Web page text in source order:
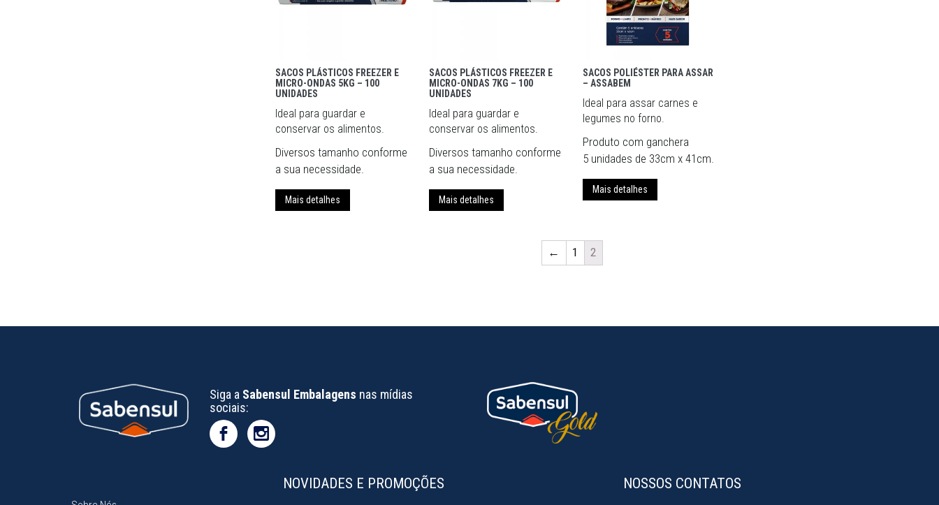
SACOS PLÁSTICOS FREEZER E
MICRO-ONDAS 5KG – 100
UNIDADES
Ideal para guardar e
conservar os alimentos.
Diversos tamanho conforme
a sua necessidade.
Mais detalhes
SACOS PLÁSTICOS FREEZER E
MICRO-ONDAS 7KG – 100
UNIDADES
Ideal para guardar e
conservar os alimentos.
Diversos tamanho conforme
a sua necessidade.
Mais detalhes
SACOS POLIÉSTER PARA ASSAR
– ASSABEM
Ideal para assar carnes e
legumes no forno.
Produto com ganchera
5 unidades de 33cm x 41cm.
Mais detalhes
← 1 2
Siga a Sabensul Embalagens nas mídias
sociais:
NOVIDADES E PROMOÇÕES NOSSOS CONTATOS